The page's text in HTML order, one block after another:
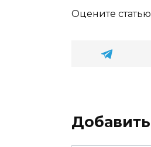
Оцените статью